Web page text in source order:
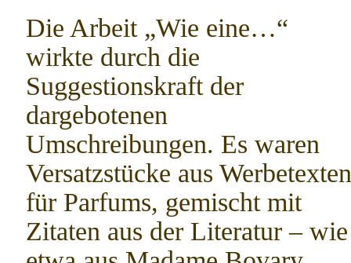
Die Arbeit „Wie eine…“
wirkte durch die
Suggestionskraft der
dargebotenen
Umschreibungen. Es waren
Versatzstücke aus Werbetexten
für Parfums, gemischt mit
Zitaten aus der Literatur – wie